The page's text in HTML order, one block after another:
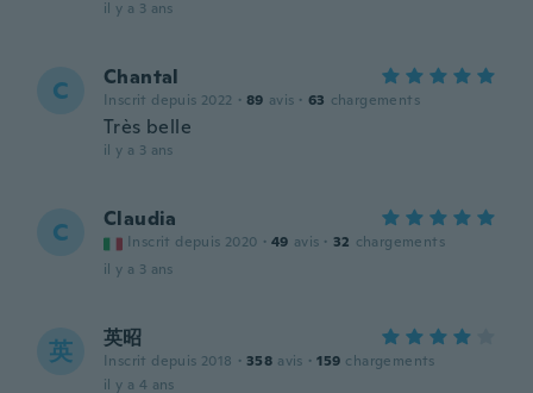
il y a 3 ans
C Chantal
Inscrit depuis 2022 · 89 avis · 63 chargements
Très belle
il y a 3 ans
C Claudia
Inscrit depuis 2020 · 49 avis · 32 chargements
il y a 3 ans
英 英昭
Inscrit depuis 2018 · 358 avis · 159 chargements
il y a 4 ans